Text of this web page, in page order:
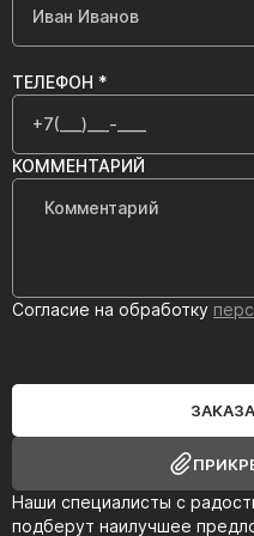
Наши специалисты с
подберут наилучшее
ТЕЛЕФОН *
КОММЕНТАРИЙ
Согласие на обработку